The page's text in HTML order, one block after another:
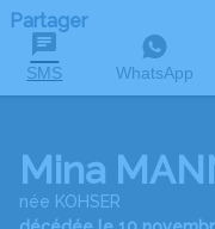
Partager
SMS WhatsApp
Mina
née KOHSER